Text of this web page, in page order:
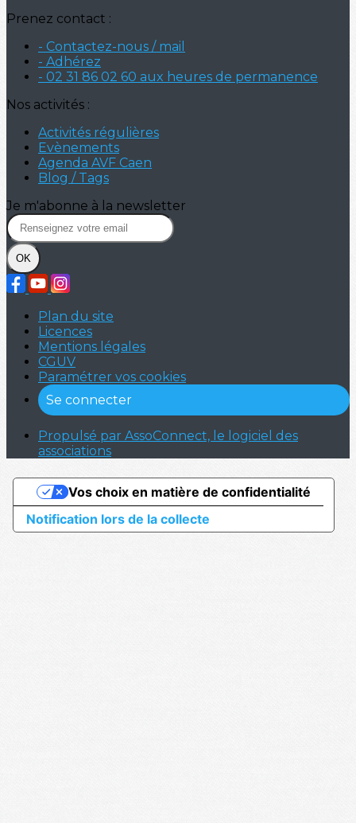
Prenez contact :
- Contactez-nous / mail
- Adhérez
- 02 31 86 02 60 aux heures de permanence
Nos activités :
Activités régulières
Evènements
Agenda AVF Caen
Blog / Tags
Je m'abonne à la newsletter
OK
Plan du site
Licences
Mentions légales
CGUV
Paramétrer vos cookies
Se connecter
Propulsé par AssoConnect, le logiciel des
associations
Notification lors de la collecte
Vos choix en matière de confidentialité